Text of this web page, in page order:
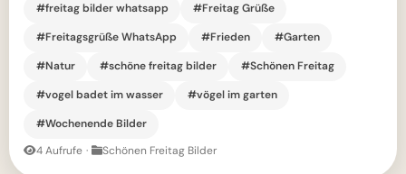
#freitag bilder whatsapp
#Freitag Grüße
#Freitagsgrüße WhatsApp
#Frieden
#Garten
#Natur
#schöne freitag bilder
#Schönen Freitag
#vogel badet im wasser
#vögel im garten
#Wochenende Bilder
4 Aufrufe · Schönen Freitag Bilder